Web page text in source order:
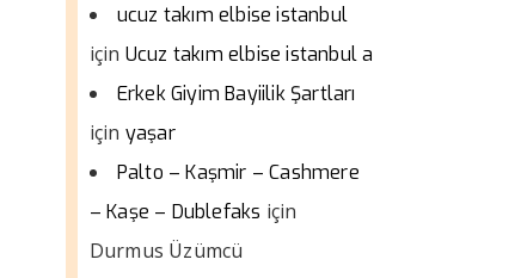
ucuz takım elbise istanbul
için Ucuz takım elbise istanbul a
Erkek Giyim Bayiilik Şartları
için yaşar
Palto – Kaşmir – Cashmere
– Kaşe – Dublefaks için
Durmus Üzümcü